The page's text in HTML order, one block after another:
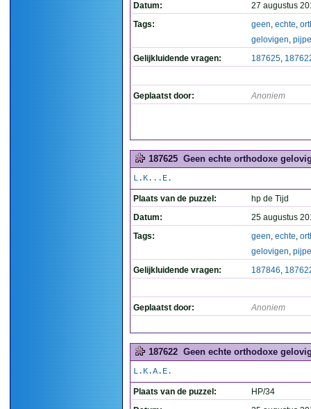
Datum:
27 augustus
Tags:
geen, echte,
gelovigen,
Gelijkluidende vragen:
187625,
Geplaatst door: Anoniem
187625 Geen echte orthodoxe
L.K...E.
Plaats van de puzzel:
hp de Tijd
Datum:
25 augustus
Tags:
geen, echte,
gelovigen,
Gelijkluidende vragen:
187846,
Geplaatst door: Anoniem
187622 Geen echte orthodoxe
L.K.A.E.
Plaats van de puzzel:
HP/34